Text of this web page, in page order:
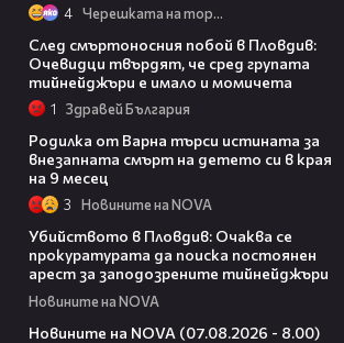
4 Черешката на тортата
След смъртоносния побой в Пловдив:
Очевидци твърдят, че сред групата
тийнейджъри е имало и момичета
1 Здравей България
Родилка от Варна търси истината за
внезапната смърт на детето си в края
на 9 месец
3 Новините на NOVA
Убийството в Пловдив: Очаква се
прокуратурата да поиска постоянен
арест за заподозрените тийнейджъри
Новините на NOVA
Новините на NOVA (07.08.2026 - 8.00)